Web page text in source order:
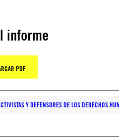
informe
PDF
Y DEFENSORES DE LOS DERECHOS